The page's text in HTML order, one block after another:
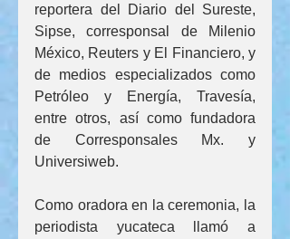
reportera del Diario del Sureste,
Sipse, corresponsal de Milenio
México, Reuters y El Financiero, y
de medios especializados como
Petróleo y Energía, Travesía,
entre otros, así como fundadora
de Corresponsales Mx. y
Universiweb.
Como oradora en la ceremonia, la
periodista yucateca llamó a